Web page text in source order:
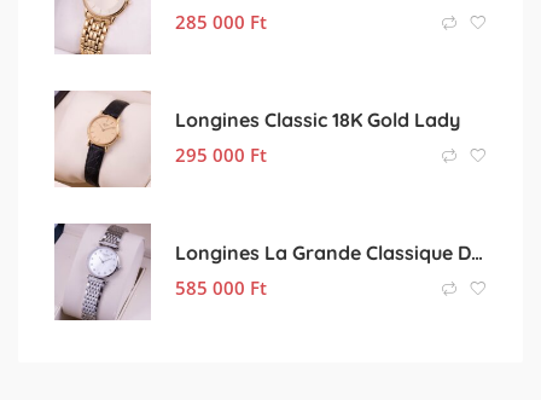
285 000 Ft
Longines Classic 18K Gold Lady
295 000 Ft
Longines La Grande Classique Diamond
585 000 Ft